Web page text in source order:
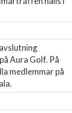
Aura Golf. På
medlemmar på